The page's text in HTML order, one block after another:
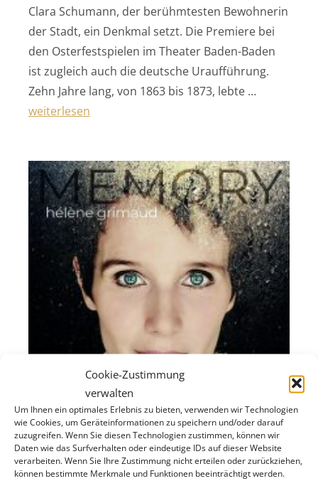
Cookie-Zustimmung
verwalten
Um Ihnen ein optimales Erlebnis zu bieten, verwenden wir Technologien
wie Cookies, um Geräteinformationen zu speichern und/oder darauf
zuzugreifen. Wenn Sie diesen Technologien zustimmen, können wir
Daten wie das Surfverhalten oder eindeutige IDs auf dieser Website
verarbeiten. Wenn Sie Ihre Zustimmung nicht erteilen oder zurückziehen,
können bestimmte Merkmale und Funktionen beeinträchtigt werden.
Clara Schumann, der berühmtesten Bewohnerin
der Stadt, ein Denkmal setzt. Die Premiere bei
den Osterfestspielen im Theater Baden-Baden
ist zugleich auch die deutsche Uraufführung.
Zehn Jahre lang, von 1863 bis 1873, lebte …
„Clara – Kammeroper
weiterlesen
Die vielseitige Pianistin Hélène Grimaud
ergründet das Wesen der Erinnerung in